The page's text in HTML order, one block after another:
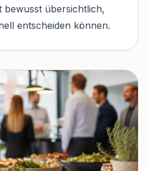
bewusst übersichtlich,
entscheiden können.